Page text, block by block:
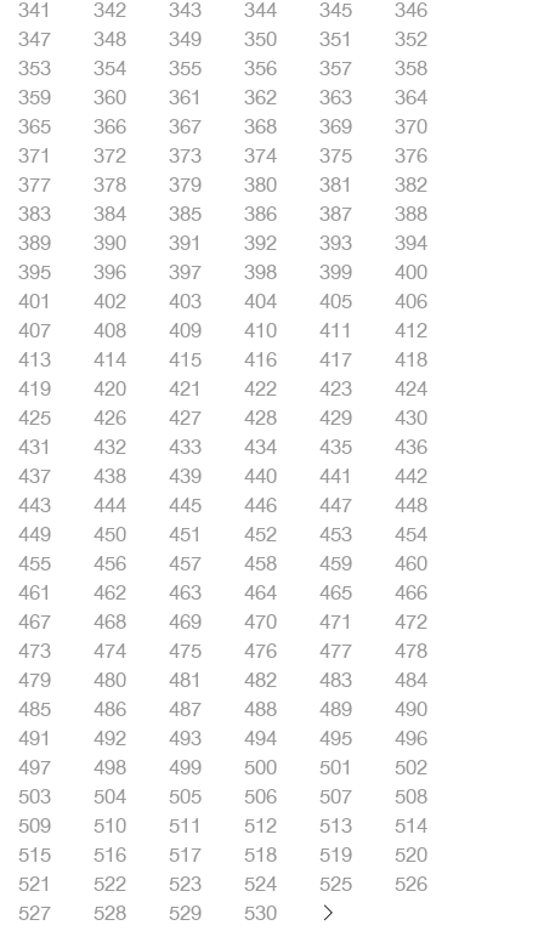
341
342 343 344 345
346
347
348 349 350 351
352
353
354 355 356 357
358
359
360 361 362 363
364
365
366 367 368 369
370
371
372 373 374 375
376
377
378 379 380 381
382
383
384 385 386 387
388
389
390 391 392 393
394
395
396 397 398 399
400
401
402 403 404 405
406
407
408 409 410 411
412
413
414 415 416 417
418
419
420 421 422 423
424
425
426 427 428 429
430
431
432 433 434 435
436
437
438 439 440 441
442
443
444 445 446 447
448
449
450 451 452 453
454
455
456 457 458 459
460
461
462 463 464 465
466
467
468 469 470 471
472
473
474 475 476 477
478
479
480 481 482 483
484
485
486 487 488 489
490
491
492 493 494 495
496
497
498 499 500 501
502
503
504 505 506 507
508
509
510 511 512 513
514
515
516 517 518 519
520
521
522 523 524 525
526
527
528 529 530